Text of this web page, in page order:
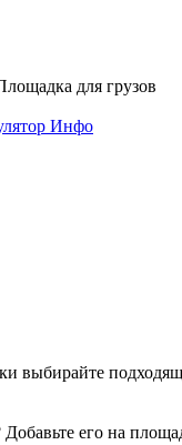
для грузов
Инфо
выбирайте
Добавьте его на